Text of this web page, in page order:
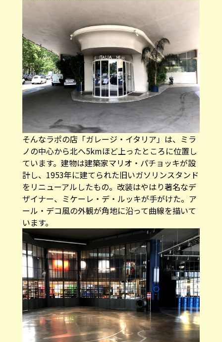
そんなラポの店「ガレージ・イタリア」は、ミラ
ノの中心から北へ5kmほど上ったところに位置し
ています。建物は建築家マリオ・パチョッキが設
計し、1953年に建てられた旧いガソリンスタンド
をリニューアルしたもの。改装はやはり著名なデ
ザイナー、ミケーレ・デ・ルッキが手がけた。ア
ール・デコ風の外観が角地に沿って曲線を描いて
います。